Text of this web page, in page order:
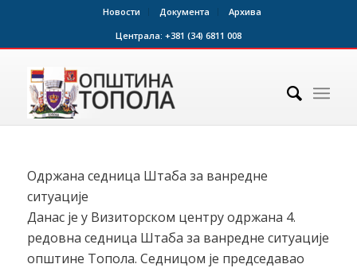
Новости Документа
Архива
Централа: +381 (34) 6811 008
Одржана седница Штаба за ванредне
ситуације
Данас је у Визиторском центру одржана 4.
редовна седница Штаба за ванредне ситуације
општине Топола. Седницом је председавао